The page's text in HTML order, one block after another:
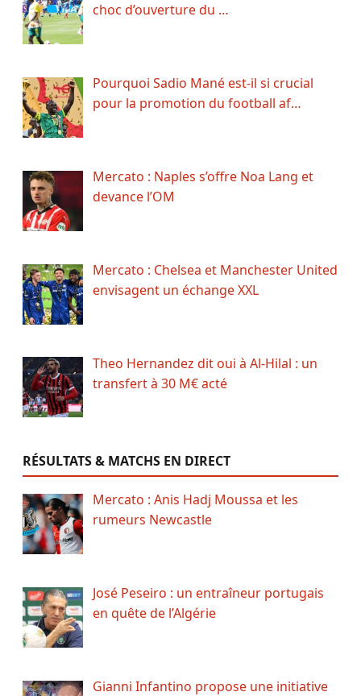
choc d’ouverture du …
Pourquoi Sadio Mané est-il si crucial
pour la promotion du football af…
Mercato : Naples s’offre Noa Lang et
devance l’OM
Mercato : Chelsea et Manchester United
envisagent un échange XXL
Theo Hernandez dit oui à Al-Hilal : un
transfert à 30 M€ acté
RÉSULTATS & MATCHS EN DIRECT
Mercato : Anis Hadj Moussa et les
rumeurs Newcastle
José Peseiro : un entraîneur portugais
en quête de l’Algérie
Gianni Infantino propose une initiative